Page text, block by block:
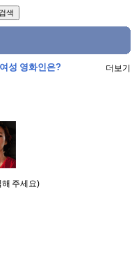
성 영화인은? 더보기
해 주세요)